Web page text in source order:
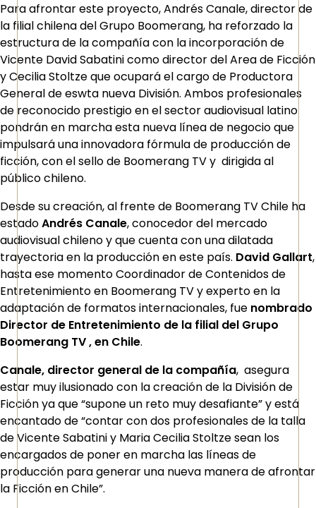
Para afrontar este proyecto, Andrés Canale, director de
la filial chilena del Grupo Boomerang, ha reforzado la
estructura de la compañía con la incorporación de
Vicente David Sabatini como director del Area de Ficción
y Cecilia Stoltze que ocupará el cargo de Productora
General de eswta nueva División. Ambos profesionales
de reconocido prestigio en el sector audiovisual latino
pondrán en marcha esta nueva línea de negocio que
impulsará una innovadora fórmula de producción de
ficción, con el sello de Boomerang TV y dirigida al
público chileno.
Desde su creación, al frente de Boomerang TV Chile ha
estadoAndrés Canale, conocedor del mercado
audiovisual chileno y que cuenta con una dilatada
trayectoria en la producción en este país. David Gallart,
hasta ese momento Coordinador de Contenidos de
Entretenimiento en Boomerang TV y experto en la
adaptación de formatos internacionales, fue nombrado
Director de Entretenimiento de la filial del Grupo
Boomerang TV , en Chile.
Canale, director general de la compañía, asegura
estar muy ilusionado con la creación de la División de
Ficción ya que “supone un reto muy desafiante” y está
encantado de “contar con dos profesionales de la talla
de Vicente Sabatini y Maria Cecilia Stoltze sean los
encargados de poner en marcha las líneas de
producción para generar una nueva manera de afrontar
la Ficción en Chile”.